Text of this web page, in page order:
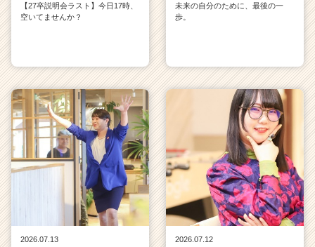
【27卒説明会ラスト】今日17時、
空いてませんか？
未来の自分のために、最後の一
歩。
2026.07.13
2026.07.12